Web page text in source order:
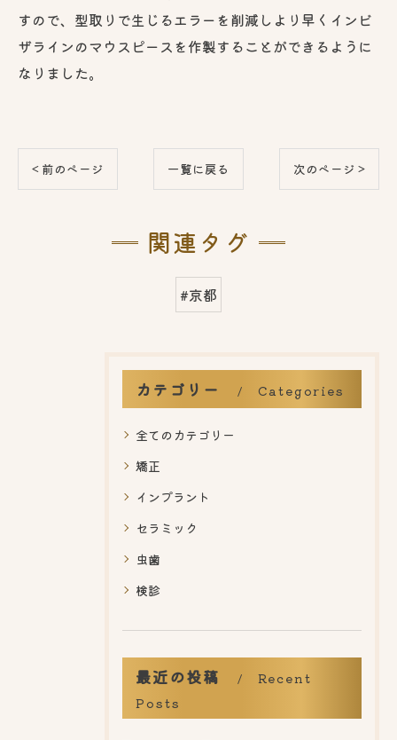
すので、型取りで生じるエラーを削減しより早くインビ
ザラインのマウスピースを作製することができるように
なりました。
< 前のページ 一覧に戻る 次のページ >
関連タグ
#京都
カテゴリー Categories
全てのカテゴリー
矯正
インプラント
セラミック
虫歯
検診
最近の投稿
Recent
Posts